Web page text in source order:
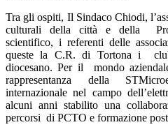
Tra gli ospiti, Il Sindaco Chiodi,
culturali della città e della
scientifico, i referenti delle
queste la C.R. di Tortona i
diocesano. Per il mondo
rappresentanza della
internazionale nel campo
alcuni anni stabilito una
percorsi di PCTO e formazione